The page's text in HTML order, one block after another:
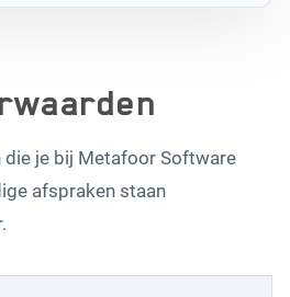
die je bij Metafoor Software
afspraken staan